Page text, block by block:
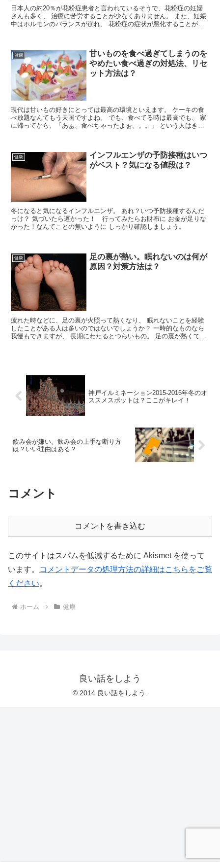
日本人の約20％が花粉症患者と言われているそうで、花粉症の妊婦
さんも多く、 治療に苦労することが少なくありません。 また、妊娠
中はホルモンのバランスが崩れ、 花粉症の症状が悪化することが多
健康
甘いものを食べ過ぎてしまうのを
やめたい食べ過ぎの対処法、リセ
ット方法は？
現代は甘いもの好きにとっては最高の環境といえます。 ケーキの食
べ放題なんてもう天国ですよね。 でも、食べてる時は最高でも、 家
に帰ってから、「あぁ、食べちゃったよぉ。。。」 という人はきっ
健康
インフルエンザの予防接種はいつ
がベスト？気になる値段は？
冬になると気になるインフルエンザ。 あれ？いつ予防接種するんだ
っけ？ 気づいたら遅かった！ 行ってみたらお財布に お金が足りな
かった！なんてことの無いように しっかり確認しましょう。
健康
足の裏が熱い。眠れないのは何が
原因？対策方法は？
疲れた時などに、足の裏が火照って熱くなり、 眠れないことを経験
したことがある人は多いのではないでしょうか？ 一時的なものなら
我慢もできますが、 長期にわたるとつらいもの。 足の裏が熱くて眠
神戸イルミネーション2015-2016年冬のオ
ススメスポットは？ここがキレイ！
飲み会が嫌い。飲み会の上手な断り方
は？いい理由はある？
コメント
コメントを書き込む
このサイトはスパムを低減するために Akismet を使って
います。
コメントデータの処理方法の詳細はこちらをご覧
ください。
ホーム 健康
良い話をしよう
© 2014 良い話をしよう.